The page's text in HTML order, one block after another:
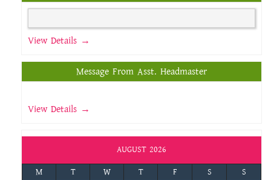
View Details →
Message From Asst. Headmaster
View Details →
AUGUST 2026
M
T W T F S
S